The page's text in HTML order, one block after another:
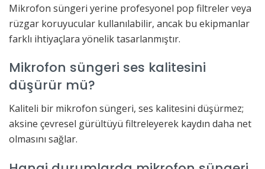
Mikrofon süngeri yerine profesyonel pop filtreler veya
rüzgar koruyucular kullanılabilir, ancak bu ekipmanlar
farklı ihtiyaçlara yönelik tasarlanmıştır.
Mikrofon süngeri ses kalitesini
düşürür mü?
Kaliteli bir mikrofon süngeri, ses kalitesini düşürmez;
aksine çevresel gürültüyü filtreleyerek kaydın daha net
olmasını sağlar.